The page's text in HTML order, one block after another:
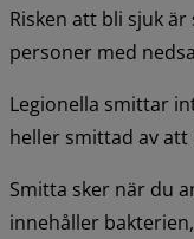
Risken att bli sjuk
personer med
Legionella smittar
heller smittad av att
Smitta sker när du
innehåller